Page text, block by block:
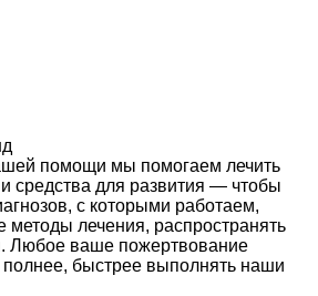
помощи мы помогаем лечить
средства для развития — чтобы
с которыми работаем,
методы лечения, распространять
Любое ваше пожертвование
быстрее выполнять наши